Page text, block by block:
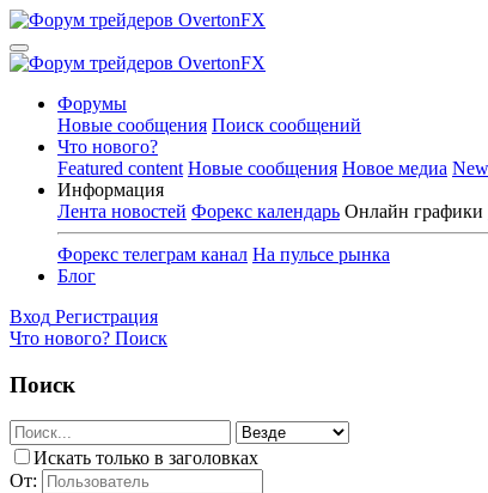
Форумы
Новые сообщения Поиск сообщений
Что нового?
Featured content Новые сообщения Новое медиа
Информация
Лента новостей Форекс календарь Онлайн графики
Форекс телеграм канал На пульсе рынка
Блог
Вход Регистрация
Что нового? Поиск
Поиск
Искать только в заголовках
От: